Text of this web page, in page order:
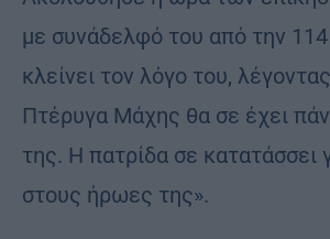
με συνάδελφό του από την
κλείνει τον λόγο του,
Πτέρυγα Μάχης θα σε έχει
της. Η πατρίδα σε κατατάσσει
στους ήρωες της».